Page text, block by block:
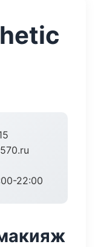
22:00